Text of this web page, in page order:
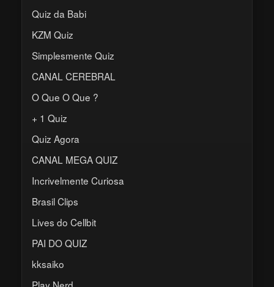
Quiz da Babi
KZM Quiz
Simplesmente Quiz
CANAL CEREBRAL
O Que O Que ?
+ 1 Quiz
Quiz Agora
CANAL MEGA QUIZ
Incrivelmente Curiosa
Brasil Clips
Lives do Cellbit
PAI DO QUIZ
kksaiko
Play Nerd